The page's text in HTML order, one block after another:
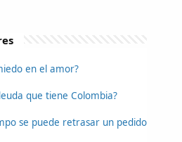
en el amor?
que tiene Colombia?
se puede retrasar un pedido